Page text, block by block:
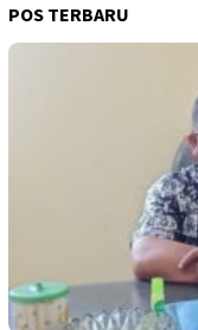
POS TERBARU